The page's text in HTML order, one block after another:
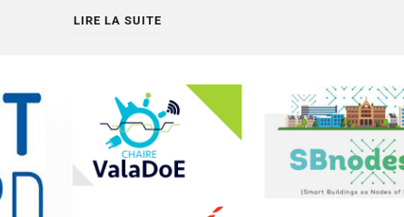
LIRE LA SUITE